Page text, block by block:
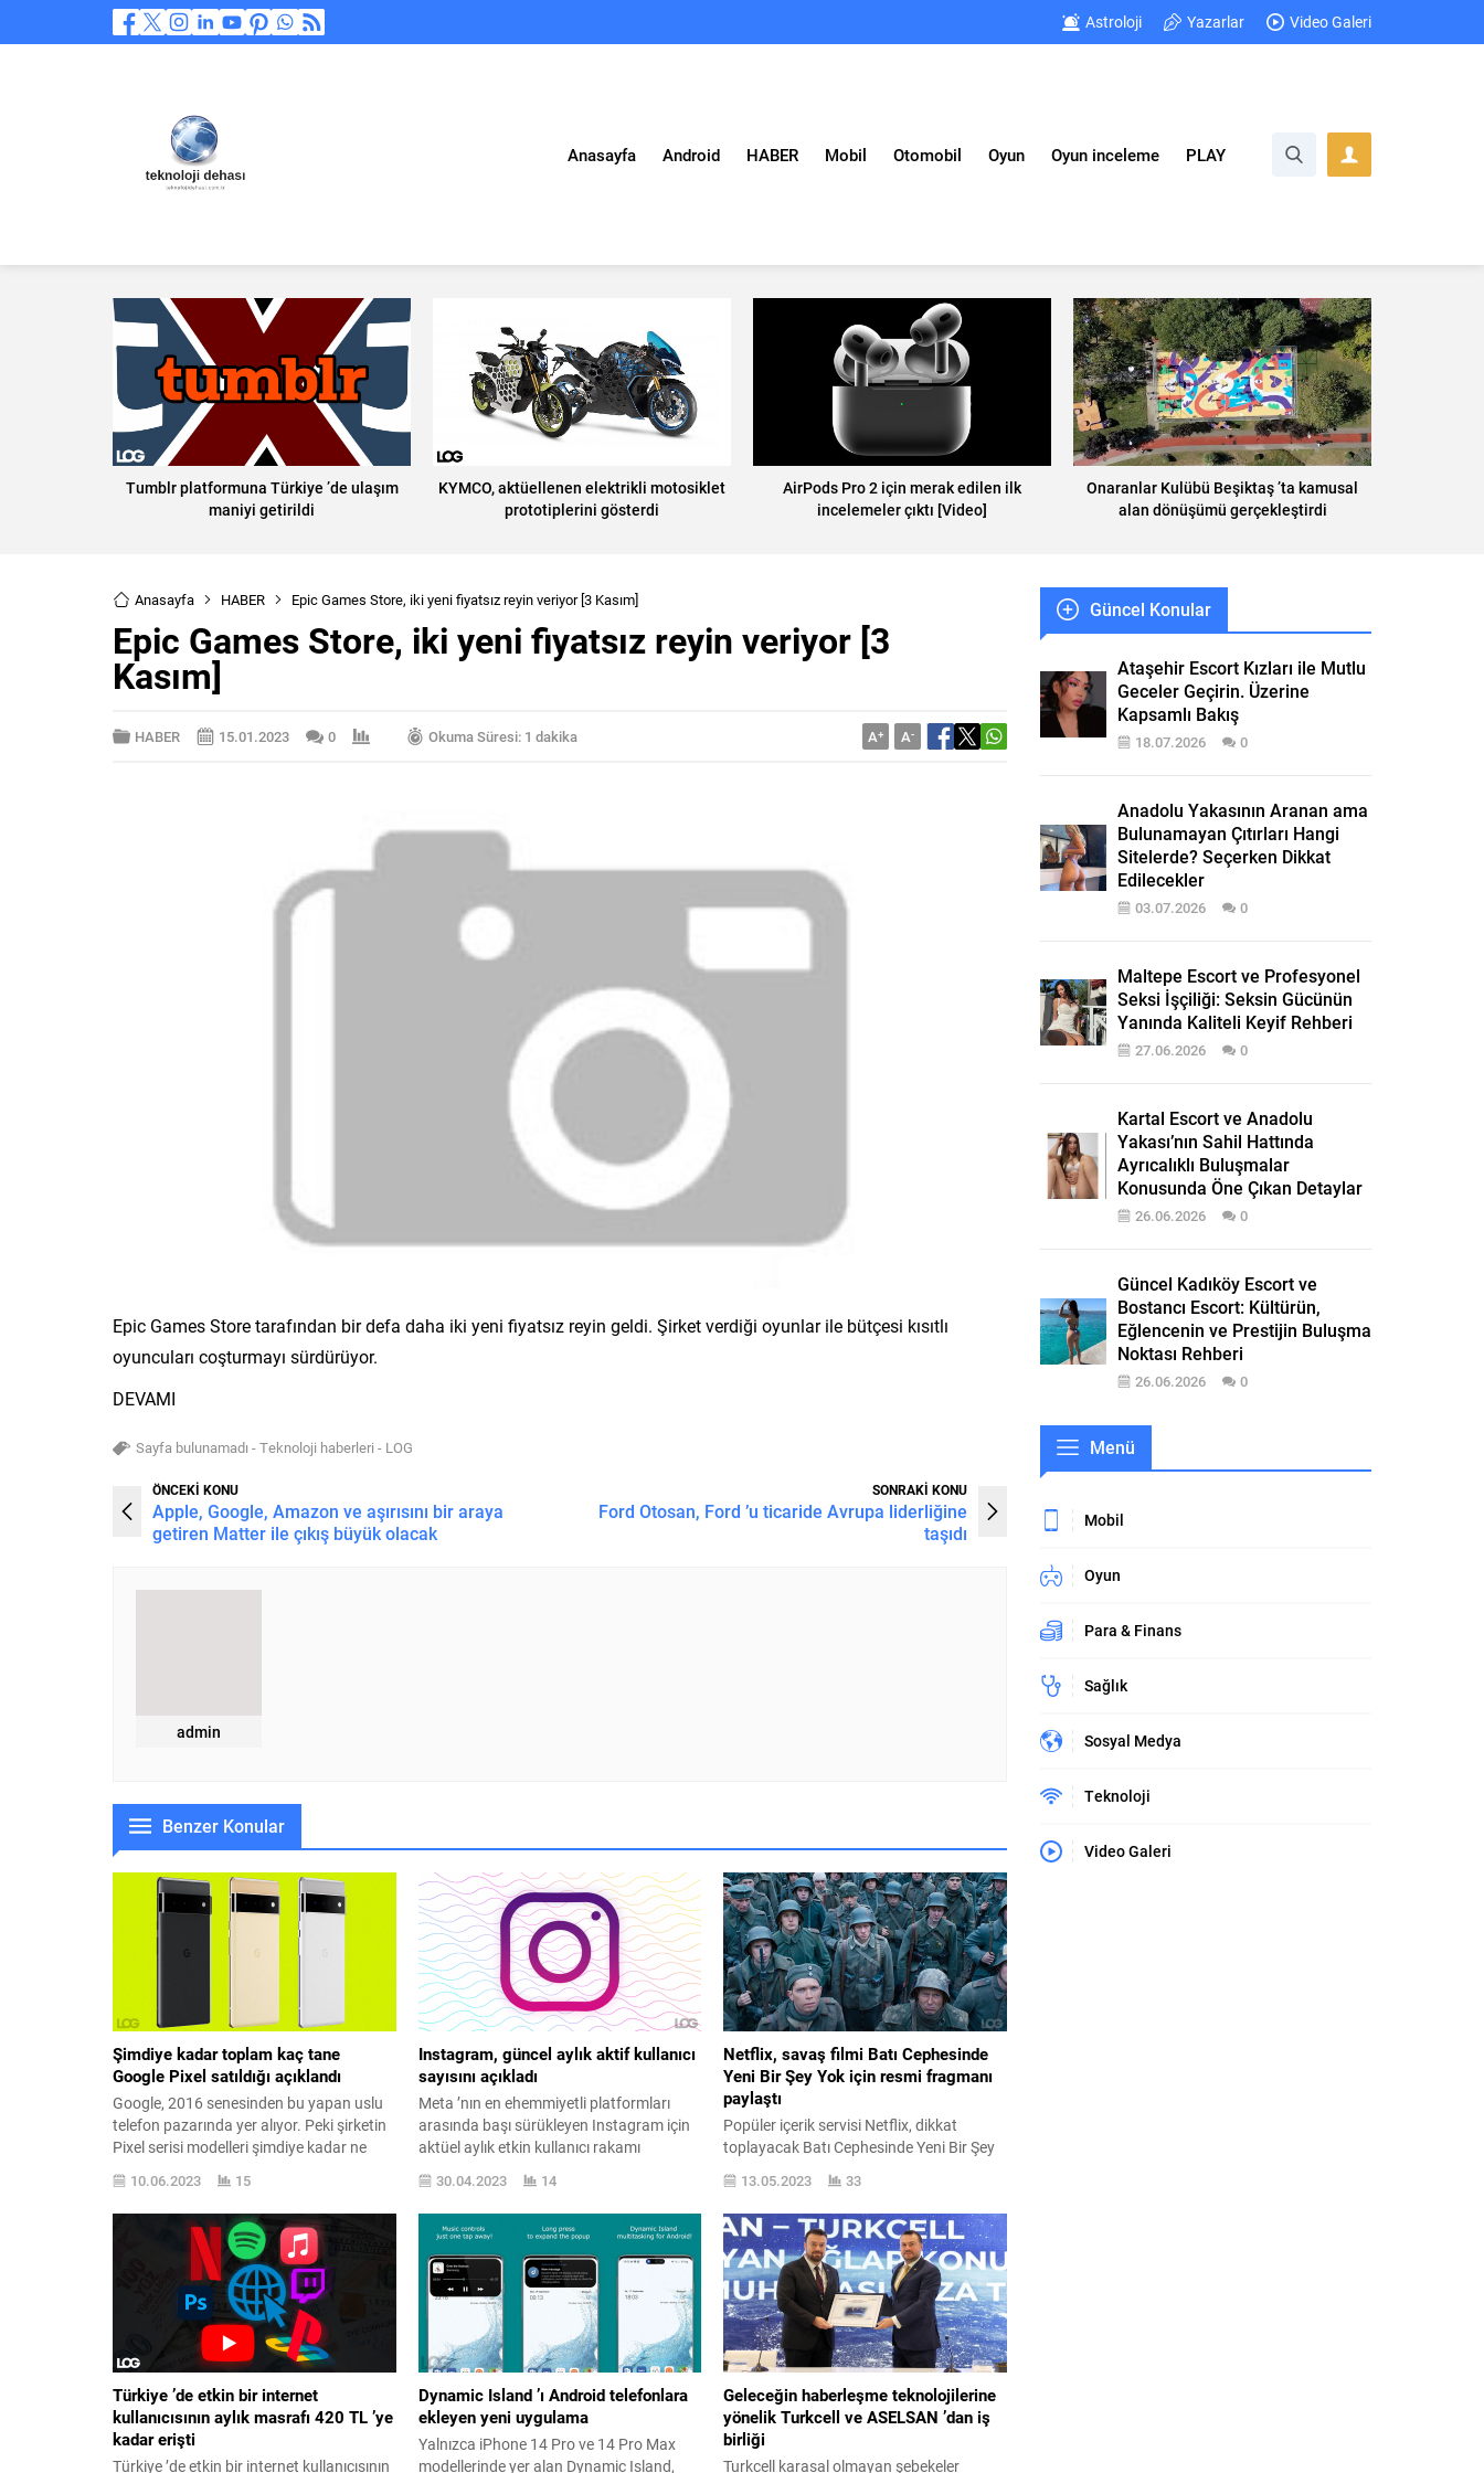
Astroloji Yazarlar Video Galeri
Anasayfa Android HABER Mobil Otomobil Oyun Oyun inceleme PLAY
Tumblr platformuna Türkiye ’de ulaşım
maniyi getirildi
KYMCO, aktüellenen elektrikli motosiklet
prototiplerini gösterdi
AirPods Pro 2 için merak edilen ilk
incelemeler çıktı [Video]
Onaranlar Kulübü Beşiktaş ’ta kamusal
alan dönüşümü gerçekleştirdi
Anasayfa HABER Epic Games Store, iki yeni fiyatsız reyin veriyor [3 Kasım]
Epic Games Store, iki yeni fiyatsız reyin veriyor [3
Kasım]
HABER 15.01.2023 0 Okuma Süresi: 1 dakika A+ A-
Epic Games Store tarafından bir defa daha iki yeni fiyatsız reyin geldi. Şirket verdiği oyunlar ile bütçesi kısıtlı
oyuncuları coşturmayı sürdürüyor.
DEVAMI
Sayfa bulunamadı - Teknoloji haberleri - LOG
ÖNCEKİ KONU
Apple, Google, Amazon ve aşırısını bir araya
getiren Matter ile çıkış büyük olacak
SONRAKİ KONU
Ford Otosan, Ford ’u ticaride Avrupa liderliğine
taşıdı
admin
Benzer Konular
Şimdiye kadar toplam kaç tane
Google Pixel satıldığı açıklandı
Google, 2016 senesinden bu yapan uslu
telefon pazarında yer alıyor. Peki şirketin
Pixel serisi modelleri şimdiye kadar ne
kadar sattı? Google imzalı Pixel uslu
telefon modellerinin arkasında esasen
HTC yer alıyor. 1,1 milyar dolara HTC ’nin
telefon tarafını satın alan şirket, bu takım
üzerinden hayat bulan telefonlar ile
büyük satış...
10.06.2023 15
Instagram, güncel aylık aktif kullanıcı
sayısını açıkladı
Meta ’nın en ehemmiyetli platformları
arasında başı sürükleyen Instagram için
aktüel aylık etkin kullanıcı rakamı
açıklandı. Instagram, son yarıyılda TikTok
karşısında çok ciddi biçimde kan
kaybediyor. TikTok ’u tutmak, TikTok ’la
gayret etmek ismine aralıksız olarak ciddi
farklılıklar yapan firma, hali hazırda
kullanıcı rakamı açıdan çok iyi gidişatta
ve fazla...
30.04.2023 14
Netflix, savaş filmi Batı Cephesinde
Yeni Bir Şey Yok için resmi fragmanı
paylaştı
Popüler içerik servisi Netflix, dikkat
toplayacak Batı Cephesinde Yeni Bir Şey
Yok isimli bir Biltihapçı Dünya Savaşı filmi
yayınlayacak. Milyonlarca insanın can
verdiği Biltihapçı Dünya Savaşı odaklı
Netflix filmi Batı Cephesinde Yeni Bir Şey
Yok için bugün yukarıyada
izleyebileceğiniz resmi fragman paylaşıldı
ve ona şu resmî açıklama ilave edildi:
“Batı Cephesinde...
13.05.2023 33
Türkiye ’de etkin bir internet
kullanıcısının aylık masrafı 420 TL ’ye
kadar erişti
Türkiye ’de etkin bir internet kullanıcısının
Dynamic Island ’ı Android telefonlara
ekleyen yeni uygulama
Yalnızca iPhone 14 Pro ve 14 Pro Max
modellerinde yer alan Dynamic Island,
Geleceğin haberleşme teknolojilerine
yönelik Turkcell ve ASELSAN ’dan iş
birliği
Turkcell karasal olmayan şebekeler
Güncel Konular
Ataşehir Escort Kızları ile Mutlu
Geceler Geçirin. Üzerine
Kapsamlı Bakış
18.07.2026 0
Anadolu Yakasının Aranan ama
Bulunamayan Çıtırları Hangi
Sitelerde? Seçerken Dikkat
Edilecekler
03.07.2026 0
Maltepe Escort ve Profesyonel
Seksi İşçiliği: Seksin Gücünün
Yanında Kaliteli Keyif Rehberi
27.06.2026 0
Kartal Escort ve Anadolu
Yakası’nın Sahil Hattında
Ayrıcalıklı Buluşmalar
Konusunda Öne Çıkan Detaylar
26.06.2026 0
Güncel Kadıköy Escort ve
Bostancı Escort: Kültürün,
Eğlencenin ve Prestijin Buluşma
Noktası Rehberi
26.06.2026 0
Menü
Mobil
Oyun
Para & Finans
Sağlık
Sosyal Medya
Teknoloji
Video Galeri